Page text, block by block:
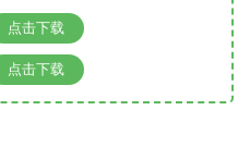
点击下载
点击下载